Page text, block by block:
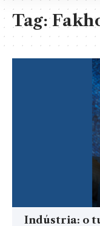
Tag:
Indústria: o